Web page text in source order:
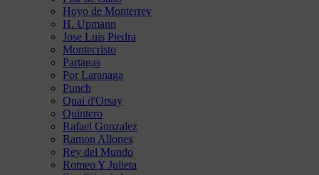
Hoyo de Monterrey
H. Upmann
Jose Luis Piedra
Montecristo
Partagas
Por Laranaga
Punch
Quai d'Orsay
Quintero
Rafael Gonzalez
Ramon Allones
Rey del Mundo
Romeo Y Julieta